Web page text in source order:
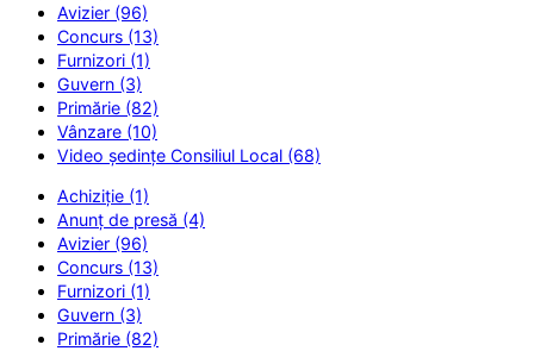
Avizier (96)
Concurs (13)
Furnizori (1)
Guvern (3)
Primărie (82)
Vânzare (10)
Video ședințe Consiliul Local (68)
Achiziție (1)
Anunț de presă (4)
Avizier (96)
Concurs (13)
Furnizori (1)
Guvern (3)
Primărie (82)